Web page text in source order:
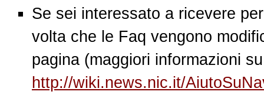
Se sei interessato a ricevere
volta che le Faq vengono
pagina (maggiori informazioni su
http://wiki.news.nic.it/